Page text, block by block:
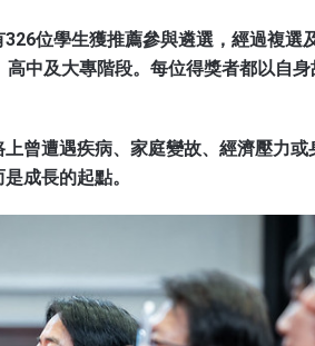
位學生獲推薦參與遴選，經過複選
中及大專階段。每位得獎者都以自
曾遭遇疾病、家庭變故、經濟壓力
成長的起點。